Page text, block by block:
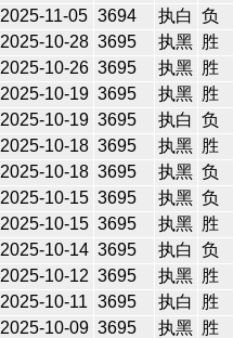
2025-11-05 3694 执白 负
2025-10-28 3695 执黑 胜
2025-10-26 3695 执黑 胜
2025-10-19 3695 执黑 胜
2025-10-19 3695 执白 负
2025-10-18 3695 执黑 胜
2025-10-18 3695 执黑 负
2025-10-15 3695 执黑 负
2025-10-15 3695 执黑 胜
2025-10-14 3695 执白 负
2025-10-12 3695 执黑 胜
2025-10-11 3695 执白 胜
2025-10-09 3695 执黑 胜